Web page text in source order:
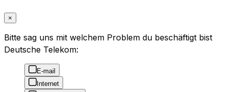
×
Bitte sag uns mit welchem Problem du beschäftigt bist
Deutsche Telekom:
E-mail
Internet